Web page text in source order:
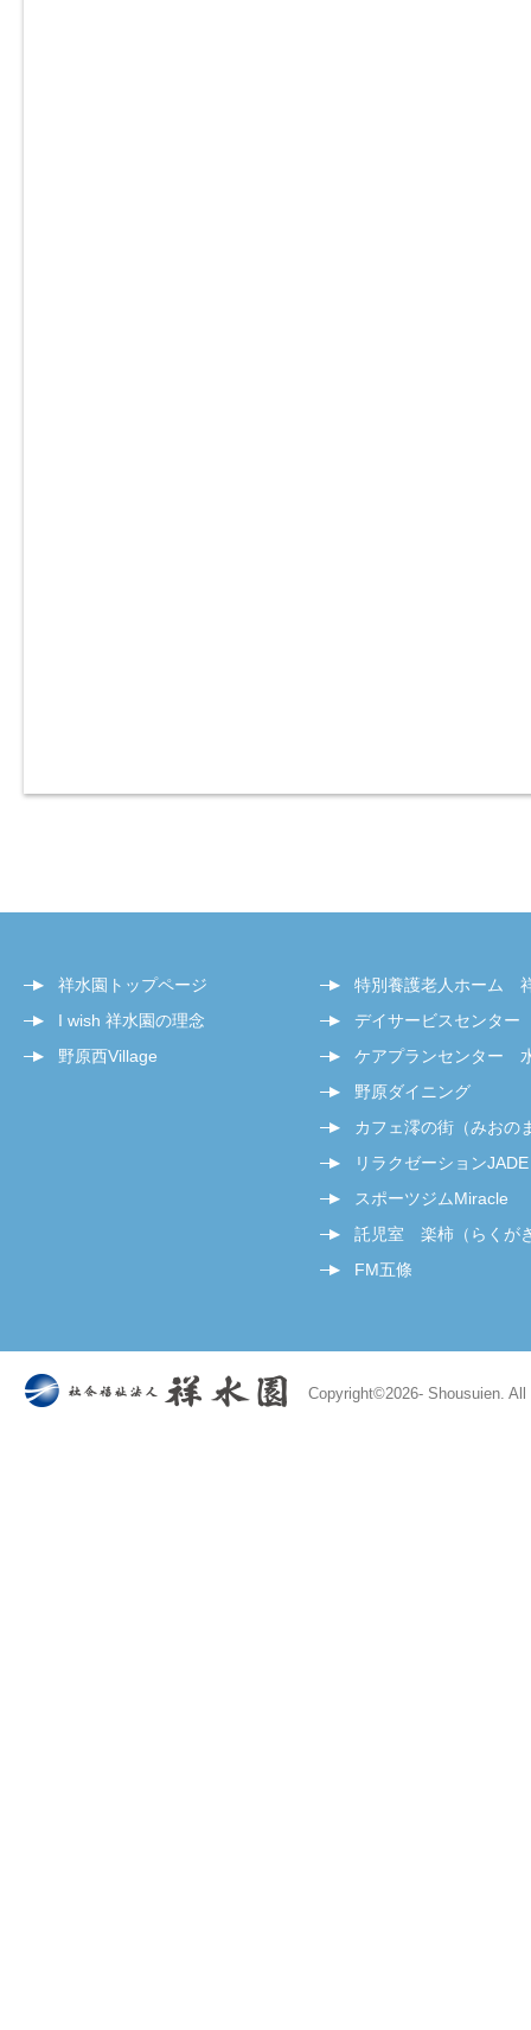
祥水園トップページ
I wish 祥水園の理念
野原西Village
特別養護老人ホーム
デイサービスセンタ
ケアプランセンター
野原ダイニング
カフェ澪の街（みおの
リラクゼーションJADE
スポーツジムMiracle
託児室 楽柿（らくが
FM五條
Copyright©2026- Shousuien.